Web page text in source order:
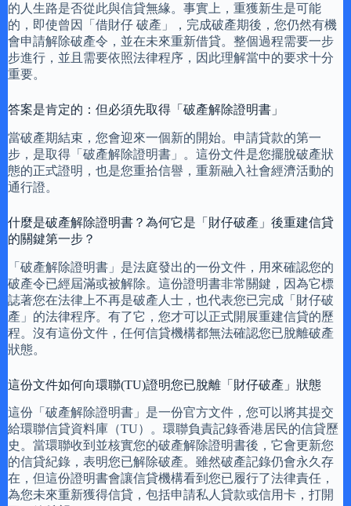
的人生路是否從此與信貸無緣。事實上，重獲新生是可能
的，即使曾因「借財仔 破產」，完成破產期後，您仍然有機
會申請解除破產令，並在未來重新借貸。整個過程需要一步
步進行，並且需要依照法律程序，因此理解當中的要求十分
重要。
答案是肯定的：但必須先取得「破產解除證明書」
當破產期結束，您會迎來一個新的開始。申請貸款的第一
步，是取得「破產解除證明書」。這份文件是您擺脫破產狀
態的正式證明，也是您重拾信譽，重新融入社會經濟活動的
通行證。
什麼是破產解除證明書？為何它是「財仔破產」後重建信貸
的關鍵第一步？
「破產解除證明書」是法庭發出的一份文件，用來確認您的
破產令已經屆滿或被解除。這份證明書非常關鍵，因為它標
誌著您在法律上不再是破產人士，也代表您已完成「財仔破
產」的法律程序。有了它，您才可以正式開展重建信貸的歷
程。沒有這份文件，任何信貸機構都無法確認您已脫離破產
狀態。
這份文件如何向環聯(TU)證明您已脫離「財仔破產」狀態
這份「破產解除證明書」是一份官方文件，您可以將其提交
給環聯信貸資料庫（TU）。環聯負責記錄香港居民的信貸歷
史。當環聯收到並核實您的破產解除證明書後，它會更新您
的信貸紀錄，表明您已解除破產。雖然破產記錄仍會永久存
在，但這份證明書會讓信貸機構看到您已履行了法律責任，
為您未來重新獲得信貸，包括申請私人貸款或信用卡，打開